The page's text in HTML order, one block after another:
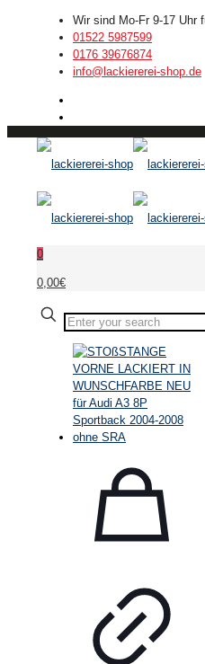
Wir sind Mo-Fr 9-17 Uhr
01522 5987599
0176 39676874
info@lackiererei-shop.de
0
0,00€